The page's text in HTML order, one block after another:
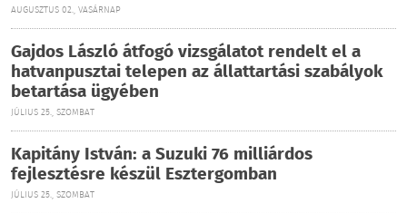
AUGUSZTUS 02., VASÁRNAP
Gajdos László átfogó vizsgálatot rendelt el a
hatvanpusztai telepen az állattartási szabályok
betartása ügyében
JÚLIUS 25., SZOMBAT
Kapitány István: a Suzuki 76 milliárdos
fejlesztésre készül Esztergomban
JÚLIUS 25., SZOMBAT